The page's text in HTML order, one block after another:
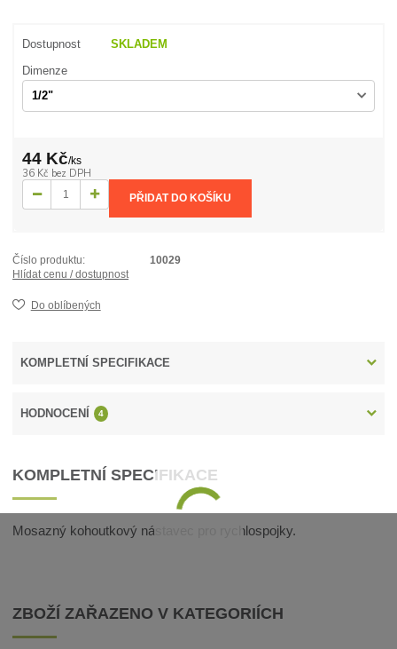
Dostupnost SKLADEM
Dimenze
44 Kč/ks
36 Kč bez DPH
PŘIDAT DO KOŠÍKU
Číslo produktu:
10029
Hlídat cenu / dostupnost
Do oblíbených
KOMPLETNÍ SPECIFIKACE
HODNOCENÍ 4
KOMPLETNÍ SPECIFIKACE
Mosazný kohoutkový nástavec pro rychlospojky.
ZBOŽÍ ZAŘAZENO V KATEGORIÍCH